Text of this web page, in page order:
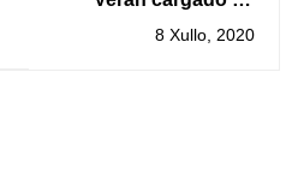
actividades para
8 Xullo, 2020